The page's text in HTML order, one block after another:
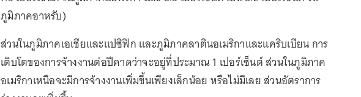
ภูมิภาคอาหรับ)
ส่วนในภูมิภาคเอเชียและแปซิฟิก และภูมิภาคลาตินอเมริกาและแคริบเบียน การ
เติบโตของการจ้างงานต่อปีคาดว่าจะอยู่ที่ประมาณ 1 เปอร์เซ็นต์ ส่วนในภูมิภาค
อเมริกาเหนือจะมีการจ้างงานเพิ่มขึ้นเพียงเล็กน้อย หรือไม่มีเลย ส่วนอัตราการ